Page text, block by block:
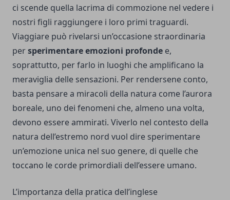
ci scende quella lacrima di commozione nel vedere i
nostri figli raggiungere i loro primi traguardi.
Viaggiare può rivelarsi un’occasione straordinaria
persperimentare emozioni profonde e,
soprattutto, per farlo in luoghi che amplificano la
meraviglia delle sensazioni. Per rendersene conto,
basta pensare a miracoli della natura come l’aurora
boreale, uno dei fenomeni che, almeno una volta,
devono essere ammirati. Viverlo nel contesto della
natura dell’estremo nord vuol dire sperimentare
un’emozione unica nel suo genere, di quelle che
toccano le corde primordiali dell’essere umano.
L’importanza della pratica dell’inglese